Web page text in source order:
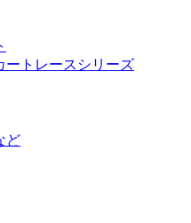
ートレースシリーズ
ど